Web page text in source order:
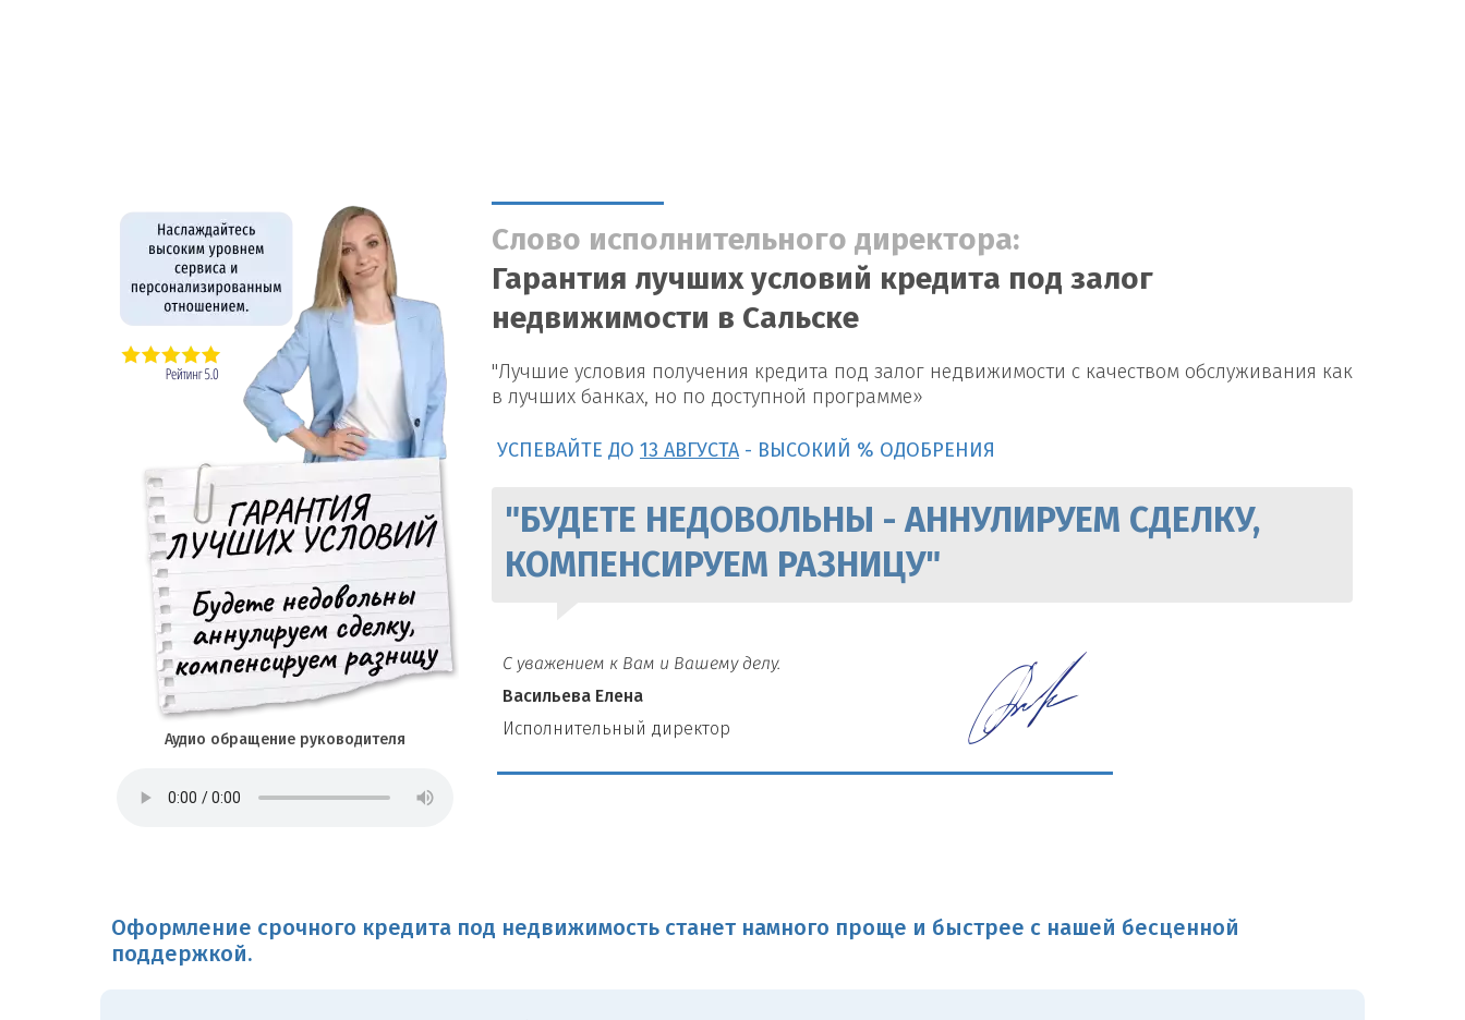
Аудио обращение руководителя
Слово исполнительного директора:
Гарантия лучших условий кредита под залог
недвижимости в Сальске
"Лучшие условия получения кредита под залог недвижимости с качеством обслуживания как
в лучших банках, но по доступной программе»
УСПЕВАЙТЕ ДО 13 АВГУСТА - ВЫСОКИЙ % ОДОБРЕНИЯ
"БУДЕТЕ НЕДОВОЛЬНЫ - АННУЛИРУЕМ СДЕЛКУ,
КОМПЕНСИРУЕМ РАЗНИЦУ"
С уважением к Вам и Вашему делу.
Васильева Елена
И сполнительный директор
Оформление срочного кредита под недвижимость станет намного проще и быстрее с нашей бесценной
поддержкой.